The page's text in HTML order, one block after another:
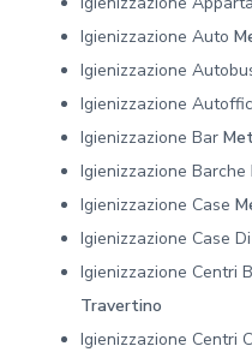
Igienizzazione Auto
Igienizzazione
Igienizzazione
Igienizzazione Bar
Igienizzazione Barche
Igienizzazione Case
Igienizzazione Case
Igienizzazione Centri
Travertino
Igienizzazione Centri